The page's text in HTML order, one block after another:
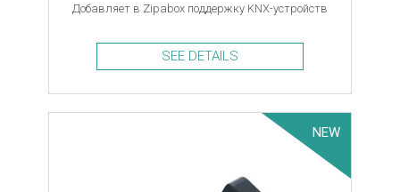
Добавляет в Zipabox поддержку KNX-устройств
SEE DETAILS
NEW